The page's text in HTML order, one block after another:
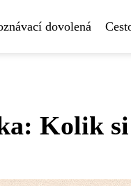
dovolená
Kolik